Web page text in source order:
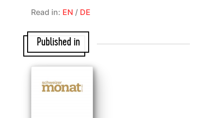
Read in: EN / DE
Published in